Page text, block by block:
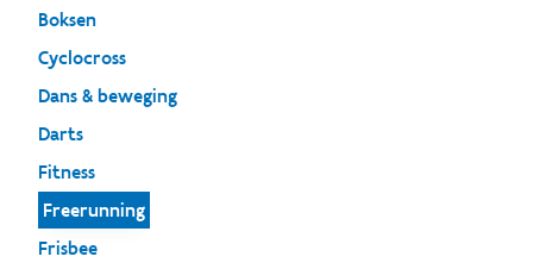
Boksen
Cyclocross
Dans & beweging
Darts
Fitness
Freerunning
Frisbee